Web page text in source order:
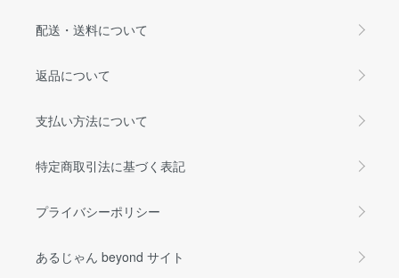
配送・送料について
返品について
支払い方法について
特定商取引法に基づく表記
プライバシーポリシー
あるじゃん beyond サイト